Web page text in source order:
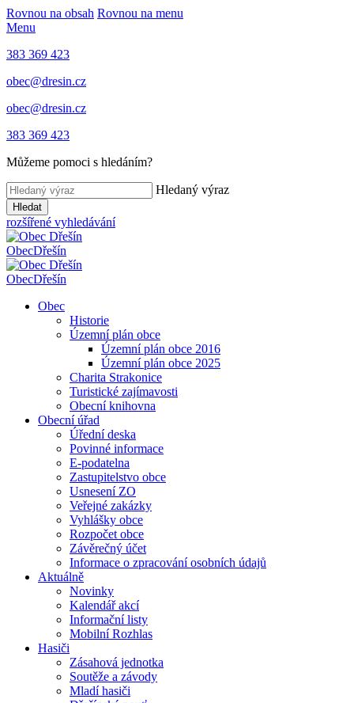
Rovnou na obsah Rovnou na menu
Menu
383 369 423
obec@dresin.cz
obec@dresin.cz
383 369 423
Můžeme pomoci s hledáním?
Hledaný výraz
Hledat
rozšířené vyhledávání
ObecDřešín
ObecDřešín
Obec
Historie
Územní plán obce
Územní plán obce 2016
Územní plán obce 2025
Charita Strakonice
Turistické zajímavosti
Obecní knihovna
Obecní úřad
Úřední deska
Povinné informace
E-podatelna
Zastupitelstvo obce
Usnesení ZO
Veřejné zakázky
Vyhlášky obce
Rozpočet obce
Závěrečný účet
Informace o zpracování osobních údajů
Aktuálně
Novinky
Kalendář akcí
Informační listy
Mobilní Rozhlas
Hasiči
Zásahová jednotka
Soutěže a závody
Mladí hasiči